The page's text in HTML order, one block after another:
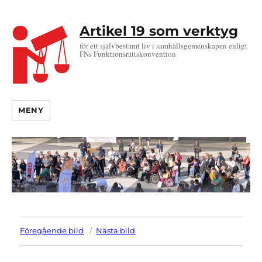
Artikel 19 som verktyg
för ett självbestämt liv i samhällsgemenskapen enligt
FNs Funktionsrättskonvention
MENY
Föregående bild Nästa bild